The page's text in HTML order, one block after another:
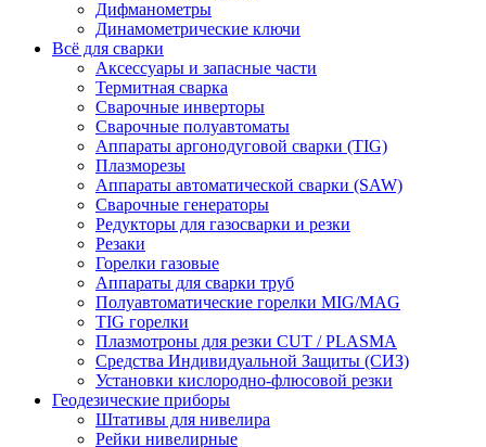
Дифманометры
Динамометрические ключи
Всё для сварки
Аксессуары и запасные части
Термитная сварка
Сварочные инверторы
Сварочные полуавтоматы
Аппараты аргонодуговой сварки (TIG)
Плазморезы
Аппараты автоматической сварки (SAW)
Сварочные генераторы
Редукторы для газосварки и резки
Резаки
Горелки газовые
Аппараты для сварки труб
Полуавтоматические горелки MIG/MAG
TIG горелки
Плазмотроны для резки CUT / PLASMA
Средства Индивидуальной Защиты (СИЗ)
Установки кислородно-флюсовой резки
Геодезические приборы
Штативы для нивелира
Рейки нивелирные